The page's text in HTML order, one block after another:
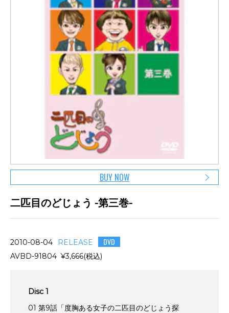
BUY NOW
二匹目のどじょう -第三巻-
2010-08-04 RELEASE DVD
AVBD-91804 ¥3,666(税込)
Disc 1
01 第9話「度胸ある女子の二匹目のどじょう探